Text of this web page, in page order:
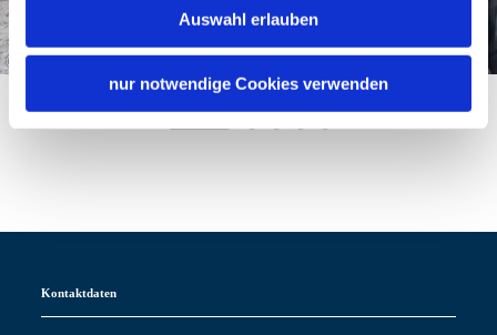
Auswahl erlauben
nur notwendige Cookies verwenden
©
Kontaktdaten